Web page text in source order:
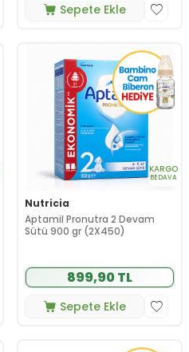
Sepete Ekle
KARGO
BEDAVA
Nutricia
Aptamil Pronutra 2 Devam
Sütü 900 gr (2X450)
899,90 TL
Sepete Ekle